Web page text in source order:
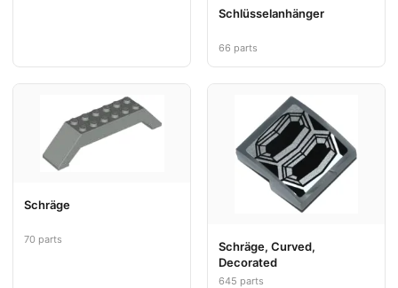
Schlüsselanhänger
66 parts
Schräge
70 parts
Schräge, Curved,
Decorated
645 parts